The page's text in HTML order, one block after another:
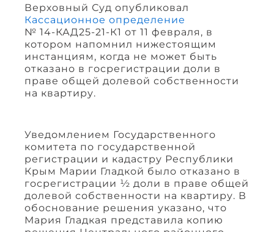
Верховный Суд опубликовал
Кассационное определение
№ 14-КАД25-21-К1 от 11 февраля, в
котором напомнил нижестоящим
инстанциям, когда не может быть
отказано в госрегистрации доли в
праве общей долевой собственности
на квартиру.
Уведомлением Государственного
комитета по государственной
регистрации и кадастру Республики
Крым Марии Гладкой было отказано в
госрегистрации ½ доли в праве общей
долевой собственности на квартиру. В
обоснование решения указано, что
Мария Гладкая представила копию